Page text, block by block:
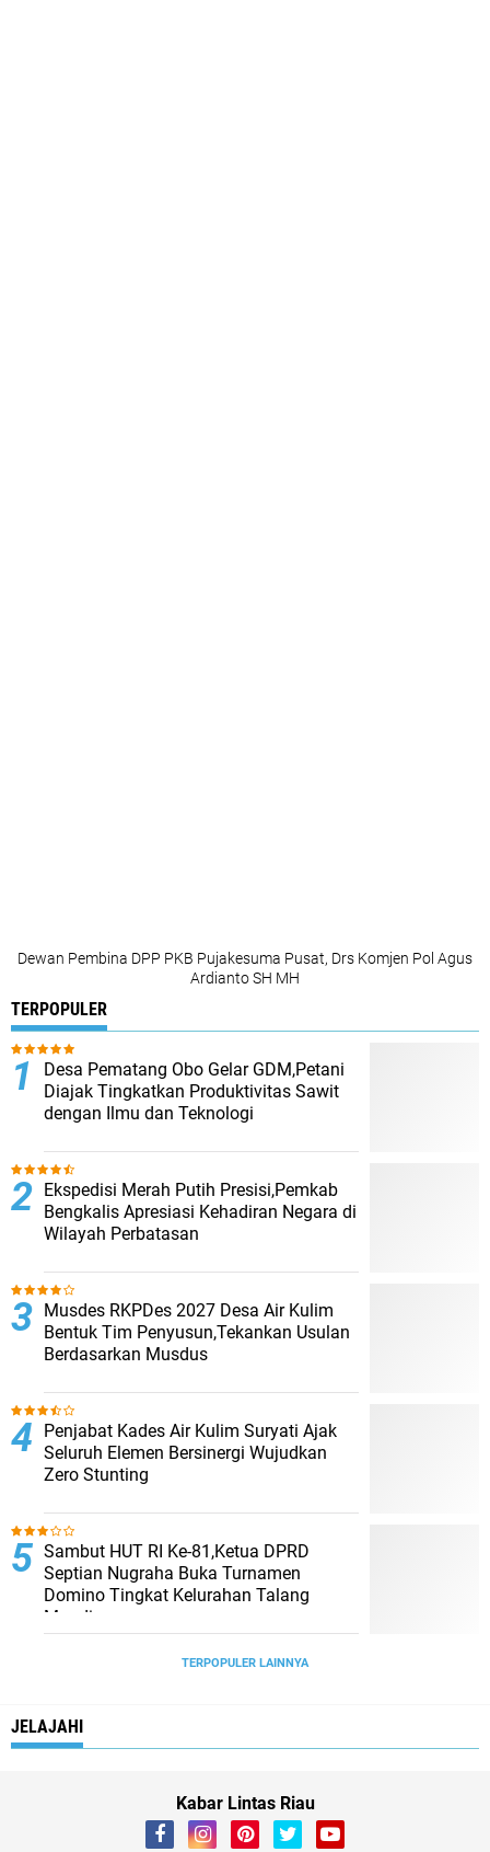
Dewan Pembina DPP PKB Pujakesuma Pusat, Drs Komjen Pol Agus
Ardianto SH MH
TERPOPULER
Desa Pematang Obo Gelar GDM,Petani
Diajak Tingkatkan Produktivitas Sawit
dengan Ilmu dan Teknologi
Ekspedisi Merah Putih Presisi,Pemkab
Bengkalis Apresiasi Kehadiran Negara di
Wilayah Perbatasan
Musdes RKPDes 2027 Desa Air Kulim
Bentuk Tim Penyusun,Tekankan Usulan
Berdasarkan Musdus
Penjabat Kades Air Kulim Suryati Ajak
Seluruh Elemen Bersinergi Wujudkan
Zero Stunting
Sambut HUT RI Ke-81,Ketua DPRD
Septian Nugraha Buka Turnamen
Domino Tingkat Kelurahan Talang
Mandi
TERPOPULER LAINNYA
JELAJAHI
Kabar Lintas Riau